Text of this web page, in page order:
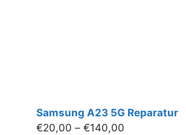
Samsung A23 5G Reparatur
€20,00 – €140,00